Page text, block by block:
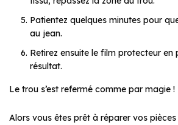
Patientez quelques minutes pour
au jean.
Retirez ensuite le film protecteur en
résultat.
Le trou s’est refermé comme par magie !
Alors vous êtes prêt à réparer vos